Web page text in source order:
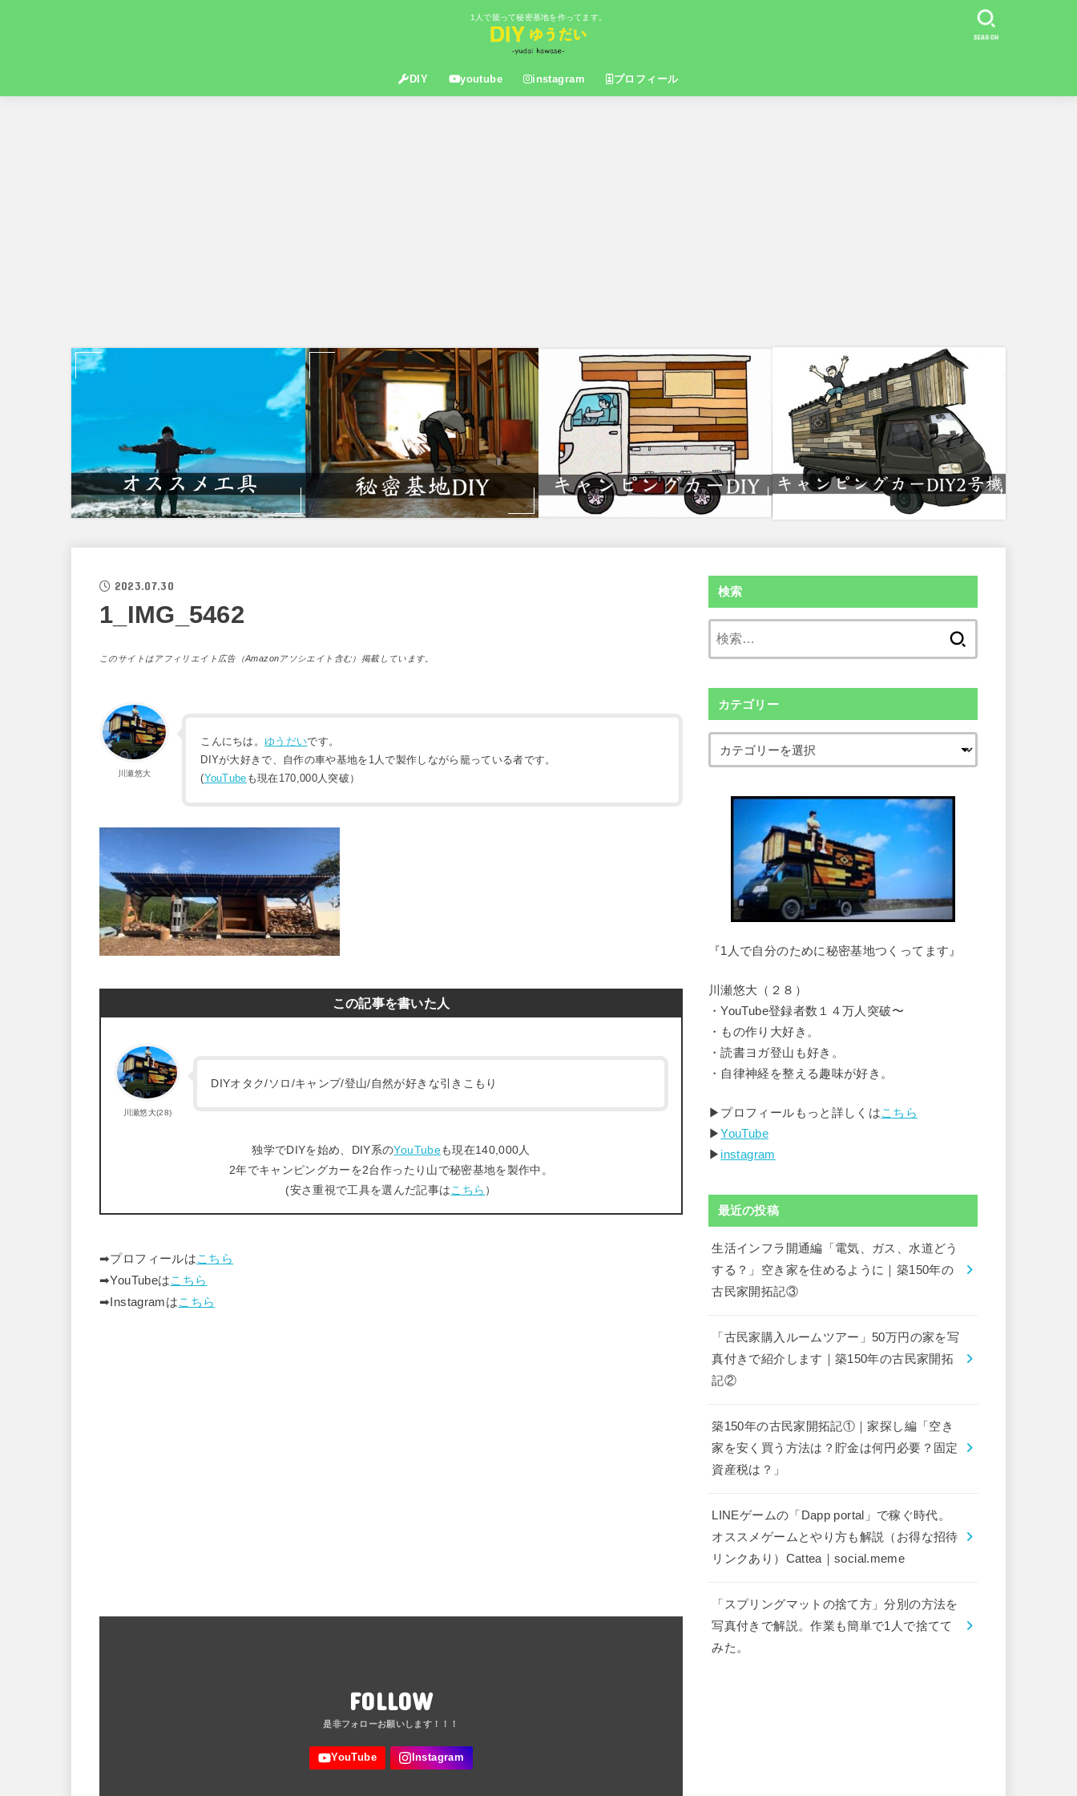
1人で籠って秘密基地を作ってます。
DIY youtube instagram プロフィール
SEARCH
2023.07.30
1_IMG_5462
このサイトはアフィリエイト広告（Amazonアソシエイト含む）掲載しています。
川瀬悠大
こんにちは。ゆうだいです。
DIYが大好きで、自作の車や基地を1人で製作しながら籠っている者です。
(YouTube も現在170,000人突破）
この記事を書いた人
川瀬悠大(28)
DIYオタク/ソロ/キャンプ/登山/自然が好きな引きこもり
独学でDIYを始め、DIY系のYouTubeも現在140,000人
2年でキャンピングカーを2台作ったり山で秘密基地を製作中。
(安さ重視で工具を選んだ記事はこちら ）
➡︎プロフィールはこちら
➡︎YouTubeはこちら
➡︎Instagramはこちら
FOLLOW
検索
カテゴリー
『1人で自分のために秘密基地つくってます』
川瀬悠大（２８）
・YouTube登録者数１４万人突破〜
・もの作り大好き。
・読書ヨガ登山も好き。
・自律神経を整える趣味が好き。
▶︎プロフィールもっと詳しくはこちら
▶︎YouTube
▶︎ instagram
最近の投稿
生活インフラ開通編「電気、ガス、水道どう
する？」空き家を住めるように｜築150年の
古民家開拓記③
「古民家購入ルームツアー」50万円の家を写
真付きで紹介します｜築150年の古民家開拓
記②
築150年の古民家開拓記①｜家探し編「空き
家を安く買う方法は？貯金は何円必要？固定
資産税は？」
LINEゲームの「Dapp portal」で稼ぐ時代。
オススメゲームとやり方も解説（お得な招待
リンクあり）Cattea｜social.meme
「スプリングマットの捨て方」分別の方法を
写真付きで解説。作業も簡単で1人で捨てて
みた。